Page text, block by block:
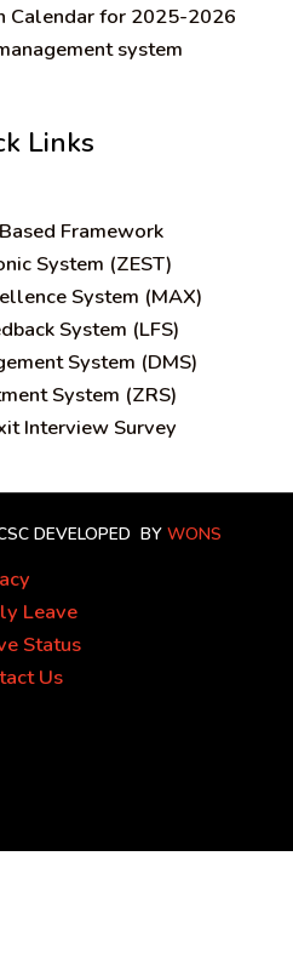
Calendar for 2025-2026
system
Links
Framework
System (ZEST)
System (MAX)
System (LFS)
System (DMS)
System (ZRS)
Interview Survey
DEVELOPED BY WONS
Leave
Status
Us